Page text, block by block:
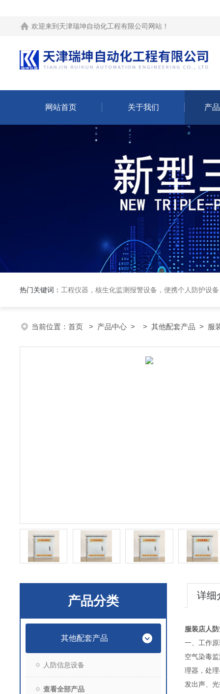
欢迎来到 天津瑞坤自动化工程有限公司网站 ！
网站首页 关于我们 产
热门关键词： 工程仪器，核生化监测报警设备，便携个人防护设
当前位置： 首页 > 产品中心 > > 其他配套产品 > 服
产品分类
其他配套产品
人防信息设备
查看全部产品
详细
服装店人
一、工作
空气染毒
理器，处
发出声、